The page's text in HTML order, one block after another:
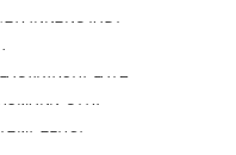
STR.